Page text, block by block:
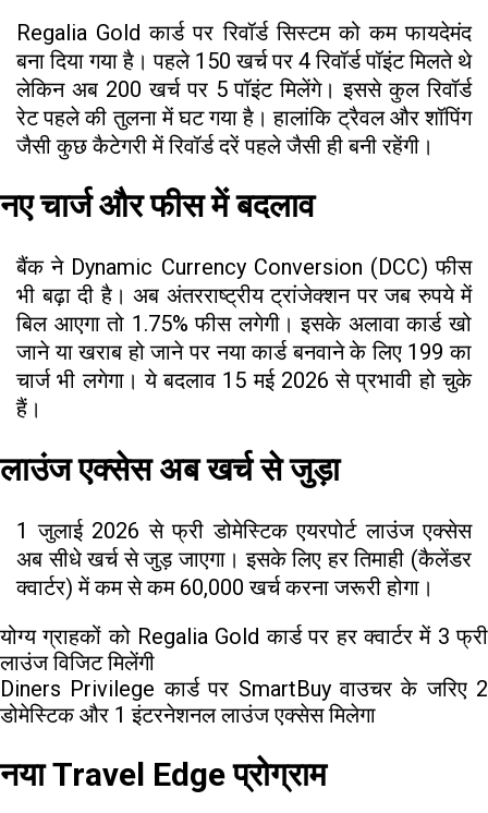
Regalia Gold कार्ड पर रिवॉर्ड सिस्टम को कम फायदेमंद
बना दिया गया है। पहले ₹150 खर्च पर 4 रिवॉर्ड पॉइंट मिलते थे
लेकिन अब ₹200 खर्च पर 5 पॉइंट मिलेंगे। इससे कुल रिवॉर्ड
रेट पहले की तुलना में घट गया है। हालांकि ट्रैवल और शॉपिंग
जैसी कुछ कैटेगरी में रिवॉर्ड दरें पहले जैसी ही बनी रहेंगी।
नए चार्ज और फीस में बदलाव
बैंक ने Dynamic Currency Conversion (DCC) फीस
भी बढ़ा दी है। अब अंतरराष्ट्रीय ट्रांजेक्शन पर जब रुपये में
बिल आएगा तो 1.75% फीस लगेगी। इसके अलावा कार्ड खो
जाने या खराब हो जाने पर नया कार्ड बनवाने के लिए ₹199 का
चार्ज भी लगेगा। ये बदलाव 15 मई 2026 से प्रभावी हो चुके
हैं।
लाउंज एक्सेस अब खर्च से जुड़ा
1 जुलाई 2026 से फ्री डोमेस्टिक एयरपोर्ट लाउंज एक्सेस
अब सीधे खर्च से जुड़ जाएगा। इसके लिए हर तिमाही (कैलेंडर
क्वार्टर) में कम से कम ₹60,000 खर्च करना जरूरी होगा।
योग्य ग्राहकों को Regalia Gold कार्ड पर हर क्वार्टर में 3 फ्री
लाउंज विजिट मिलेंगी
Diners Privilege कार्ड पर SmartBuy वाउचर के जरिए 2
डोमेस्टिक और 1 इंटरनेशनल लाउंज एक्सेस मिलेगा
नया Travel Edge प्रोग्राम